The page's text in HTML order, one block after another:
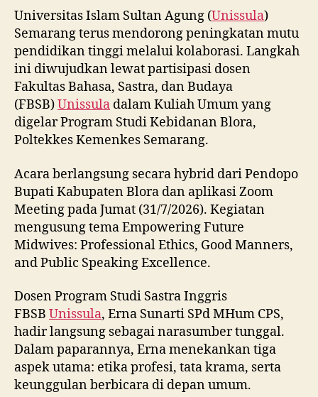
Universitas Islam Sultan Agung (Unissula)
Semarang terus mendorong peningkatan mutu
pendidikan tinggi melalui kolaborasi. Langkah
ini diwujudkan lewat partisipasi dosen
Fakultas Bahasa, Sastra, dan Budaya
(FBSB)Unissula dalam Kuliah Umum yang
digelar Program Studi Kebidanan Blora,
Poltekkes Kemenkes Semarang.
Acara berlangsung secara hybrid dari Pendopo
Bupati Kabupaten Blora dan aplikasi Zoom
Meeting pada Jumat (31/7/2026). Kegiatan
mengusung tema Empowering Future
Midwives: Professional Ethics, Good Manners,
and Public Speaking Excellence.
Dosen Program Studi Sastra Inggris
FBSB Unissula, Erna Sunarti SPd MHum CPS,
hadir langsung sebagai narasumber tunggal.
Dalam paparannya, Erna menekankan tiga
aspek utama: etika profesi, tata krama, serta
keunggulan berbicara di depan umum.